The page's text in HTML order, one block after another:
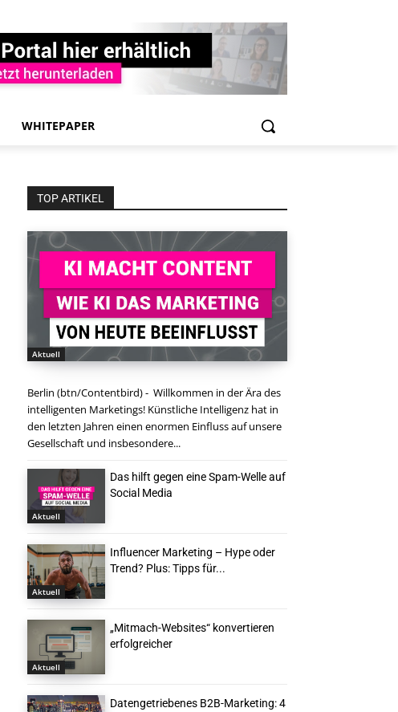
WHITEPAPER
TOP ARTIKEL
Aktuell
Berlin (btn/Contentbird) - Willkommen in der Ära des
intelligenten Marketings! Künstliche Intelligenz hat in
den letzten Jahren einen enormen Einfluss auf unsere
Gesellschaft und insbesondere...
Aktuell
Das hilft gegen eine Spam-Welle auf
Social Media
Aktuell
Influencer Marketing – Hype oder
Trend? Plus: Tipps für...
Aktuell
„Mitmach-Websites“ konvertieren
erfolgreicher
Datengetriebenes B2B-Marketing: 4